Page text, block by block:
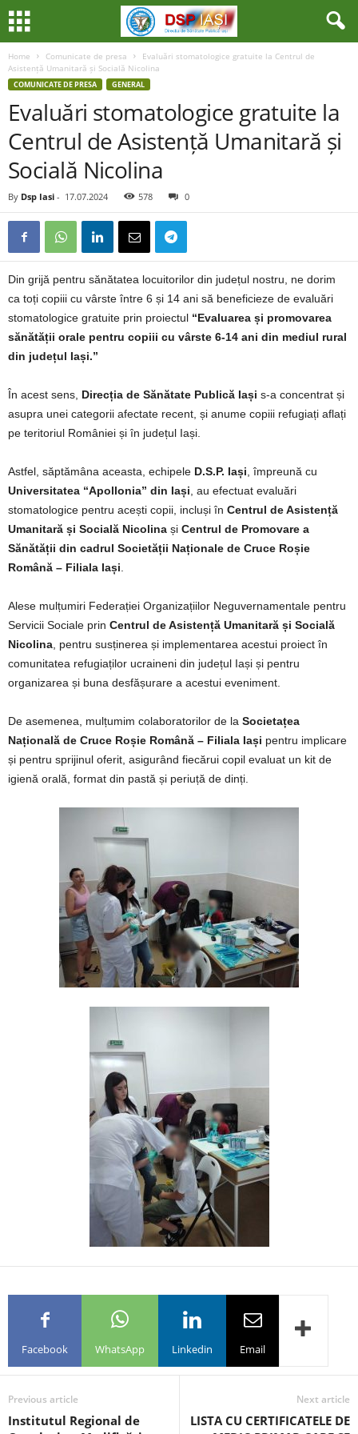
Home Comunicate de presa
Evaluări stomatologice gratuite la Centrul de
Asistență Umanitară și Socială Nicolina
COMUNICATE DE PRESA GENERAL
Evaluări stomatologice gratuite la
Centrul de Asistență Umanitară și
Socială Nicolina
By Dsp Iasi - 17.07.2024 578 0
Din grijă pentru sănătatea locuitorilor din județul nostru, ne dorim
ca toți copiii cu vârste între 6 și 14 ani să beneficieze de evaluări
stomatologice gratuite prin proiectul “Evaluarea și promovarea
sănătății orale pentru copiii cu vârste 6-14 ani din mediul rural
din județul Iași.”
În acest sens, Direcția de Sănătate Publică Iași s-a concentrat și
asupra unei categorii afectate recent, și anume copiii refugiați aflați
pe teritoriul României și în județul Iași.
Astfel, săptămâna aceasta, echipele D.S.P. Iași , împreună cu
Universitatea “Apollonia” din Iași , au efectuat evaluări
stomatologice pentru acești copii, incluși în Centrul de Asistență
Umanitară și Socială Nicolina și Centrul de Promovare a
Sănătății din cadrul Societății Naționale de Cruce Roșie
Română – Filiala Iași
Alese mulțumiri Federației Organizațiilor Neguvernamentale pentru
Servicii Sociale prin Centrul de Asistență Umanitară și Socială
Nicolina , pentru susținerea și implementarea acestui proiect în
comunitatea refugiaților ucraineni din județul Iași și pentru
organizarea și buna desfășurare a acestui eveniment.
De asemenea, mulțumim colaboratorilor de la Societațea
Națională de Cruce Roșie Română – Filiala Iași pentru implicare
și pentru sprijinul oferit, asigurând fiecărui copil evaluat un kit de
igienă orală, format din pastă și periuță de dinți.
Facebook WhatsApp Linkedin Email
Previous article
Institutul Regional de
Next article
LISTA CU CERTIFICATELE DE